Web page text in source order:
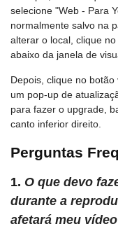
selecione "Web - Para
normalmente salvo na
alterar o local, clique
abaixo da janela de
Depois, clique no botão
um pop-up de
para fazer o upgrade,
canto inferior direito.
Perguntas
1. O que devo
durante a
afetará meu